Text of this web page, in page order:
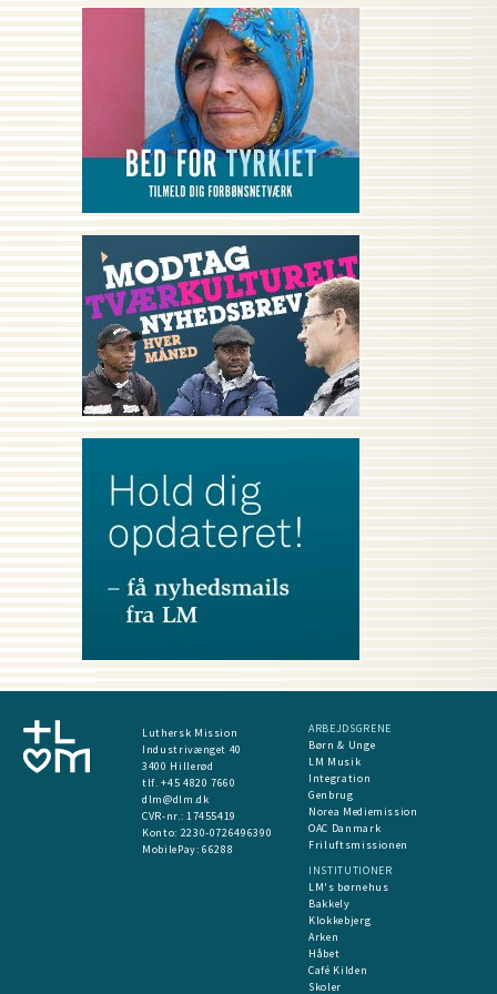
Luthersk Mission
Industrivænget 40
3400 Hillerød
tlf. +45 4820 7660
dlm@dlm.dk
CVR-nr.: 17455419
​Konto: 2230-0726496390
MobilePay:66288
ARBEJDSGRENE
Børn & Unge
LM Musik
Integration
Genbrug
Norea Mediemission
OAC Danmark
Friluftsmissionen
INSTITUTIONER
LM's børnehus
Bakkely
Klokkebjerg
Arken
Håbet
Café Kilden
Skoler